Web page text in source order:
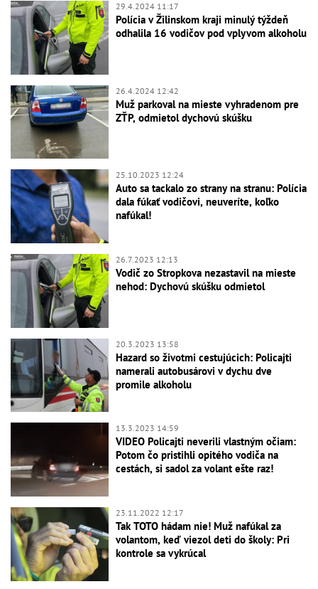
29.4.2024 11:17
Polícia v Žilinskom kraji minulý týždeň
odhalila 16 vodičov pod vplyvom alkoholu
26.4.2024 12:42
Muž parkoval na mieste vyhradenom pre
ZŤP, odmietol dychovú skúšku
25.10.2023 12:24
Auto sa tackalo zo strany na stranu: Polícia
dala fúkať vodičovi, neuveríte, koľko
nafúkal!
26.7.2023 12:13
Vodič zo Stropkova nezastavil na mieste
nehod: Dychovú skúšku odmietol
20.3.2023 13:58
Hazard so životmi cestujúcich: Policajti
namerali autobusárovi v dychu dve
promile alkoholu
13.3.2023 14:59
VIDEO Policajti neverili vlastným očiam:
Potom čo pristihli opitého vodiča na
cestách, si sadol za volant ešte raz!
23.11.2022 12:17
Tak TOTO hádam nie! Muž nafúkal za
volantom, keď viezol deti do školy: Pri
kontrole sa vykrúcal